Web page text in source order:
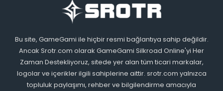
Bu site, GameGami ile hiçbir resmi bağlantıya sahip değildir.
Ancak Srotr.com olarak GameGami Silkroad Online'yi Her
Zaman Destekliyoruz, sitede yer alan tüm ticari markalar,
logolar ve içerikler ilgili sahiplerine aittir. srotr.com yalnızca
topluluk paylaşımı, rehber ve bilgilendirme amacıyla